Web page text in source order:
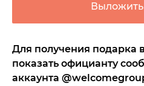
Выложить
Для получения подарка
показать официанту
аккаунта